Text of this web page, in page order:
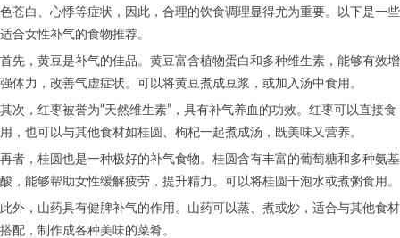
色苍白、心悸等症状，因此，合理的饮食调理显得尤为重要。以下是一些
适合女性补气的食物推荐。
首先，黄豆是补气的佳品。黄豆富含植物蛋白和多种维生素，能够有效增
强体力，改善气虚症状。可以将黄豆煮成豆浆，或加入汤中食用。
其次，红枣被誉为“天然维生素”，具有补气养血的功效。红枣可以直接食
用，也可以与其他食材如桂圆、枸杞一起煮成汤，既美味又营养。
再者，桂圆也是一种极好的补气食物。桂圆含有丰富的葡萄糖和多种氨基
酸，能够帮助女性缓解疲劳，提升精力。可以将桂圆干泡水或煮粥食用。
此外，山药具有健脾补气的作用。山药可以蒸、煮或炒，适合与其他食材
搭配，制作成各种美味的菜肴。